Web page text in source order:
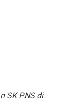
SK PNS di